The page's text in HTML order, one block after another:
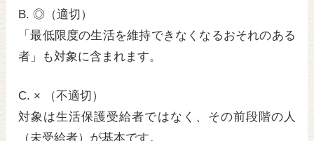
B. ◎（適切）
「最低限度の生活を維持できなくなるおそれのある
者」も対象に含まれます。
C. × （不適切）
対象は生活保護受給者ではなく、その前段階の人
（未受給者）が基本です。